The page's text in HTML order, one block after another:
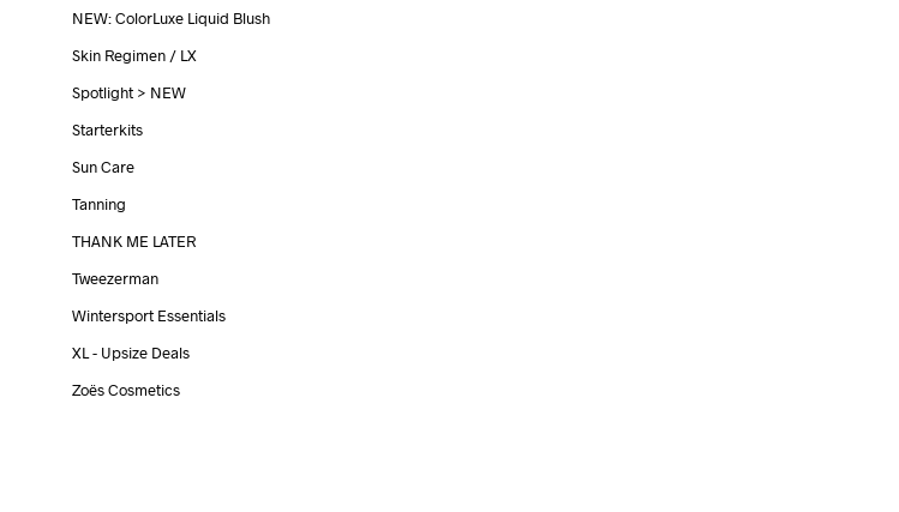
NEW: ColorLuxe Liquid Blush
Skin Regimen / LX
Spotlight > NEW
Starterkits
Sun Care
Tanning
THANK ME LATER
Tweezerman
Wintersport Essentials
XL - Upsize Deals
Zoës Cosmetics